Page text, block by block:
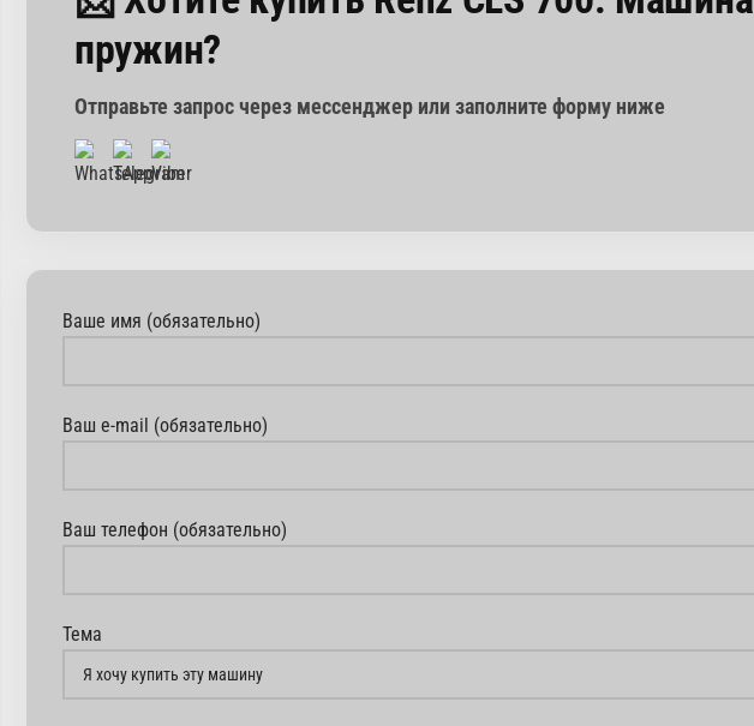
пружин?
Отправьте запрос через мессенджер или заполните форму ниже
Ваше имя (обязательно)
Ваш e-mail (обязательно)
Ваш телефон (обязательно)
Тема